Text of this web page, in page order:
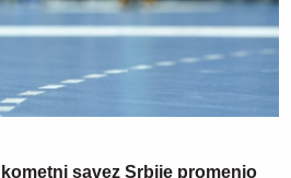
savez Srbije promenio